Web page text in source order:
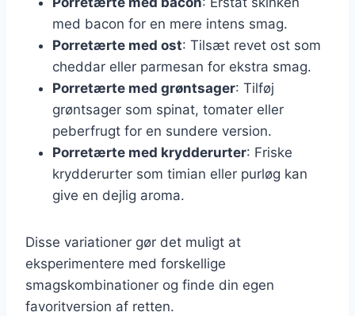
med bacon for en mere intens smag.
Porretærte med ost: Tilsæt revet ost som
cheddar eller parmesan for ekstra smag.
Porretærte med grøntsager: Tilføj
grøntsager som spinat, tomater eller
peberfrugt for en sundere version.
Porretærte med krydderurter: Friske
krydderurter som timian eller purløg kan
give en dejlig aroma.
Disse variationer gør det muligt at
eksperimentere med forskellige
smagskombinationer og finde din egen
favoritversion af retten.